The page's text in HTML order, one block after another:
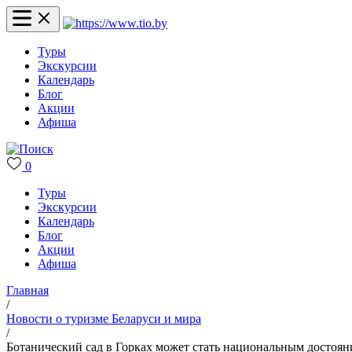
Туры
Экскурсии
Календарь
Блог
Акции
Афиша
0
Туры
Экскурсии
Календарь
Блог
Акции
Афиша
Главная
/
Новости о туризме Беларуси и мира
/
Ботанический сад в Горках может стать национальным